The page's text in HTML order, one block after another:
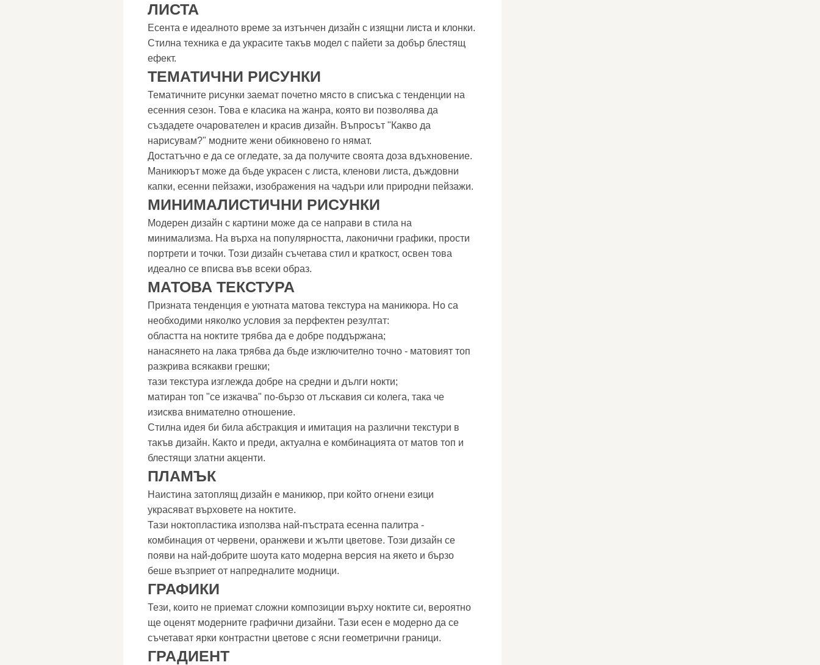
ЛИСТА
Есента е идеалното време за изтънчен дизайн с изящни листа и клонки.
Стилна техника е да украсите такъв модел с пайети за добър блестящ
ефект.
ТЕМАТИЧНИ РИСУНКИ
Тематичните рисунки заемат почетно място в списъка с тенденции на
есенния сезон. Това е класика на жанра, която ви позволява да
създадете очарователен и красив дизайн. Въпросът "Какво да
нарисувам?" модните жени обикновено го нямат.
Достатъчно е да се огледате, за да получите своята доза вдъхновение.
Маникюрът може да бъде украсен с листа, кленови листа, дъждовни
капки, есенни пейзажи, изображения на чадъри или природни пейзажи.
МИНИМАЛИСТИЧНИ РИСУНКИ
Модерен дизайн с картини може да се направи в стила на
минимализма. На върха на популярността, лаконични графики, прости
портрети и точки. Този дизайн съчетава стил и краткост, освен това
идеално се вписва във всеки образ.
МАТОВА ТЕКСТУРА
Призната тенденция е уютната матова текстура на маникюра. Но са
необходими няколко условия за перфектен резултат:
областта на ноктите трябва да е добре поддържана;
нанасянето на лака трябва да бъде изключително точно - матовият топ
разкрива всякакви грешки;
тази текстура изглежда добре на средни и дълги нокти;
матиран топ "се изкачва" по-бързо от лъскавия си колега, така че
изисква внимателно отношение.
Стилна идея би била абстракция и имитация на различни текстури в
такъв дизайн. Както и преди, актуална е комбинацията от матов топ и
блестящи златни акценти.
ПЛАМЪК
Наистина затоплящ дизайн е маникюр, при който огнени езици
украсяват върховете на ноктите.
Тази ноктопластика използва най-пъстрата есенна палитра -
комбинация от червени, оранжеви и жълти цветове. Този дизайн се
появи на най-добрите шоута като модерна версия на якето и бързо
беше възприет от напредналите модници.
ГРАФИКИ
Тези, които не приемат сложни композиции върху ноктите си, вероятно
ще оценят модерните графични дизайни. Тази есен е модерно да се
съчетават ярки контрастни цветове с ясни геометрични граници.
ГРАДИЕНТ